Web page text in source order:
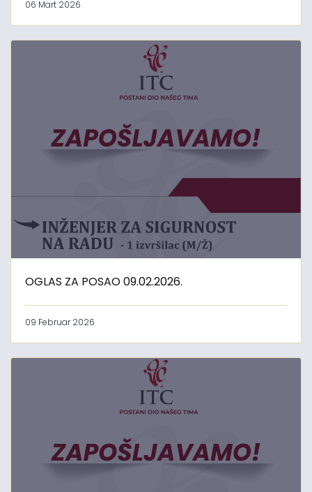
06 Mart 2026
OGLAS ZA POSAO 09.02.2026.
09 Februar 2026